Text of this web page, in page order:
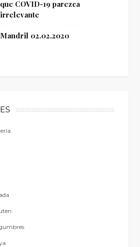
que COVID-19 parezca
irrelevante
Mandril 02.02.2020